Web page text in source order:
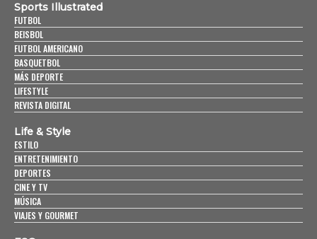
Sports Illustrated
FUTBOL
BEISBOL
FUTBOL AMERICANO
BASQUETBOL
MÁS DEPORTE
LIFESTYLE
REVISTA DIGITAL
Life & Style
ESTILO
ENTRETENIMIENTO
DEPORTES
CINE Y TV
MÚSICA
VIAJES Y GOURMET